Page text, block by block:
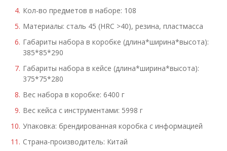
Кол-во предметов в наборе: 108
Материалы: сталь 45 (HRC >40), резина, пластмасса
Габариты набора в коробке (длина*ширина*высота):
385*85*290
Габариты набора в кейсе (длина*ширина*высота):
375*75*280
Вес набора в коробке: 6400 г
Вес кейса с инструментами: 5998 г
Упаковка: брендированная коробка с информацией
Страна-производитель: Китай